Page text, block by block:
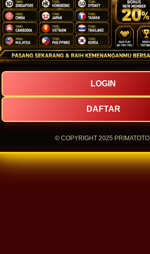
LOGIN
DAFTAR
© COPYRIGHT 2025 PRIMATOTO